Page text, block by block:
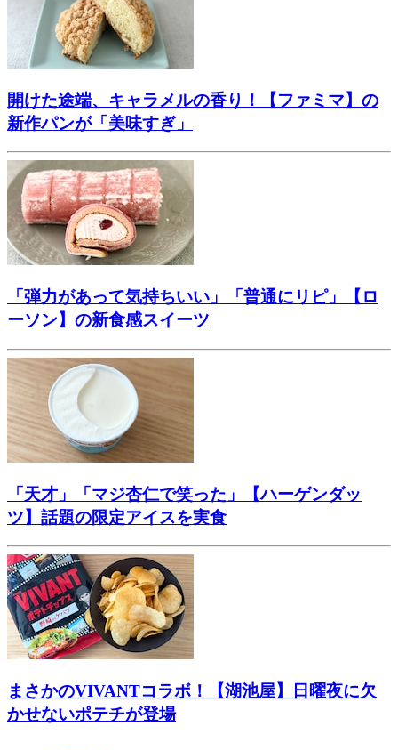
開けた途端、キャラメルの香り！【ファミマ】の
新作パンが「美味すぎ」
「弾力があって気持ちいい」「普通にリピ」【ロ
ーソン】の新食感スイーツ
「天才」「マジ杏仁で笑った」【ハーゲンダッ
ツ】話題の限定アイスを実食
まさかのVIVANTコラボ！【湖池屋】日曜夜に欠
かせないポテチが登場